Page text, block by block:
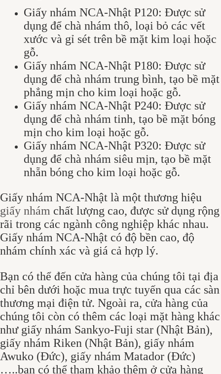
Giấy nhám NCA-Nhật P120: Được sử
dụng để chà nhám thô, loại bỏ các vết
xước và gỉ sét trên bề mặt kim loại hoặc
gỗ.
Giấy nhám NCA-Nhật P180: Được sử
dụng để chà nhám trung bình, tạo bề mặt
phẳng mịn cho kim loại hoặc gỗ.
Giấy nhám NCA-Nhật P240: Được sử
dụng để chà nhám tinh, tạo bề mặt bóng
mịn cho kim loại hoặc gỗ.
Giấy nhám NCA-Nhật P320: Được sử
dụng để chà nhám siêu mịn, tạo bề mặt
nhẵn bóng cho kim loại hoặc gỗ.
Giấy nhám NCA-Nhật là một thương hiệu
giấy nhám chất lượng cao, được sử dụng rộng
rãi trong các ngành công nghiệp khác nhau.
Giấy nhám NCA-Nhật có độ bền cao, độ
nhám chính xác và giá cả hợp lý.
Bạn có thể đến cửa hàng của chúng tôi tại địa
chỉ bên dưới hoặc mua trực tuyến qua các sàn
thương mại điện tử. Ngoài ra, cửa hàng của
chúng tôi còn có thêm các loại mặt hàng khác
như giấy nhám Sankyo-Fuji star (Nhật Bản),
giấy nhám Riken (Nhật Bản), giấy nhám
Awuko (Đức), giấy nhám Matador (Đức)
…..bạn có thể tham khảo thêm ở cửa hàng